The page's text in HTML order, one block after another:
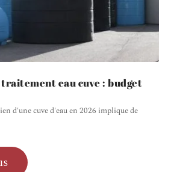
eau cuve : budget
d'une cuve d'eau en 2026 implique de